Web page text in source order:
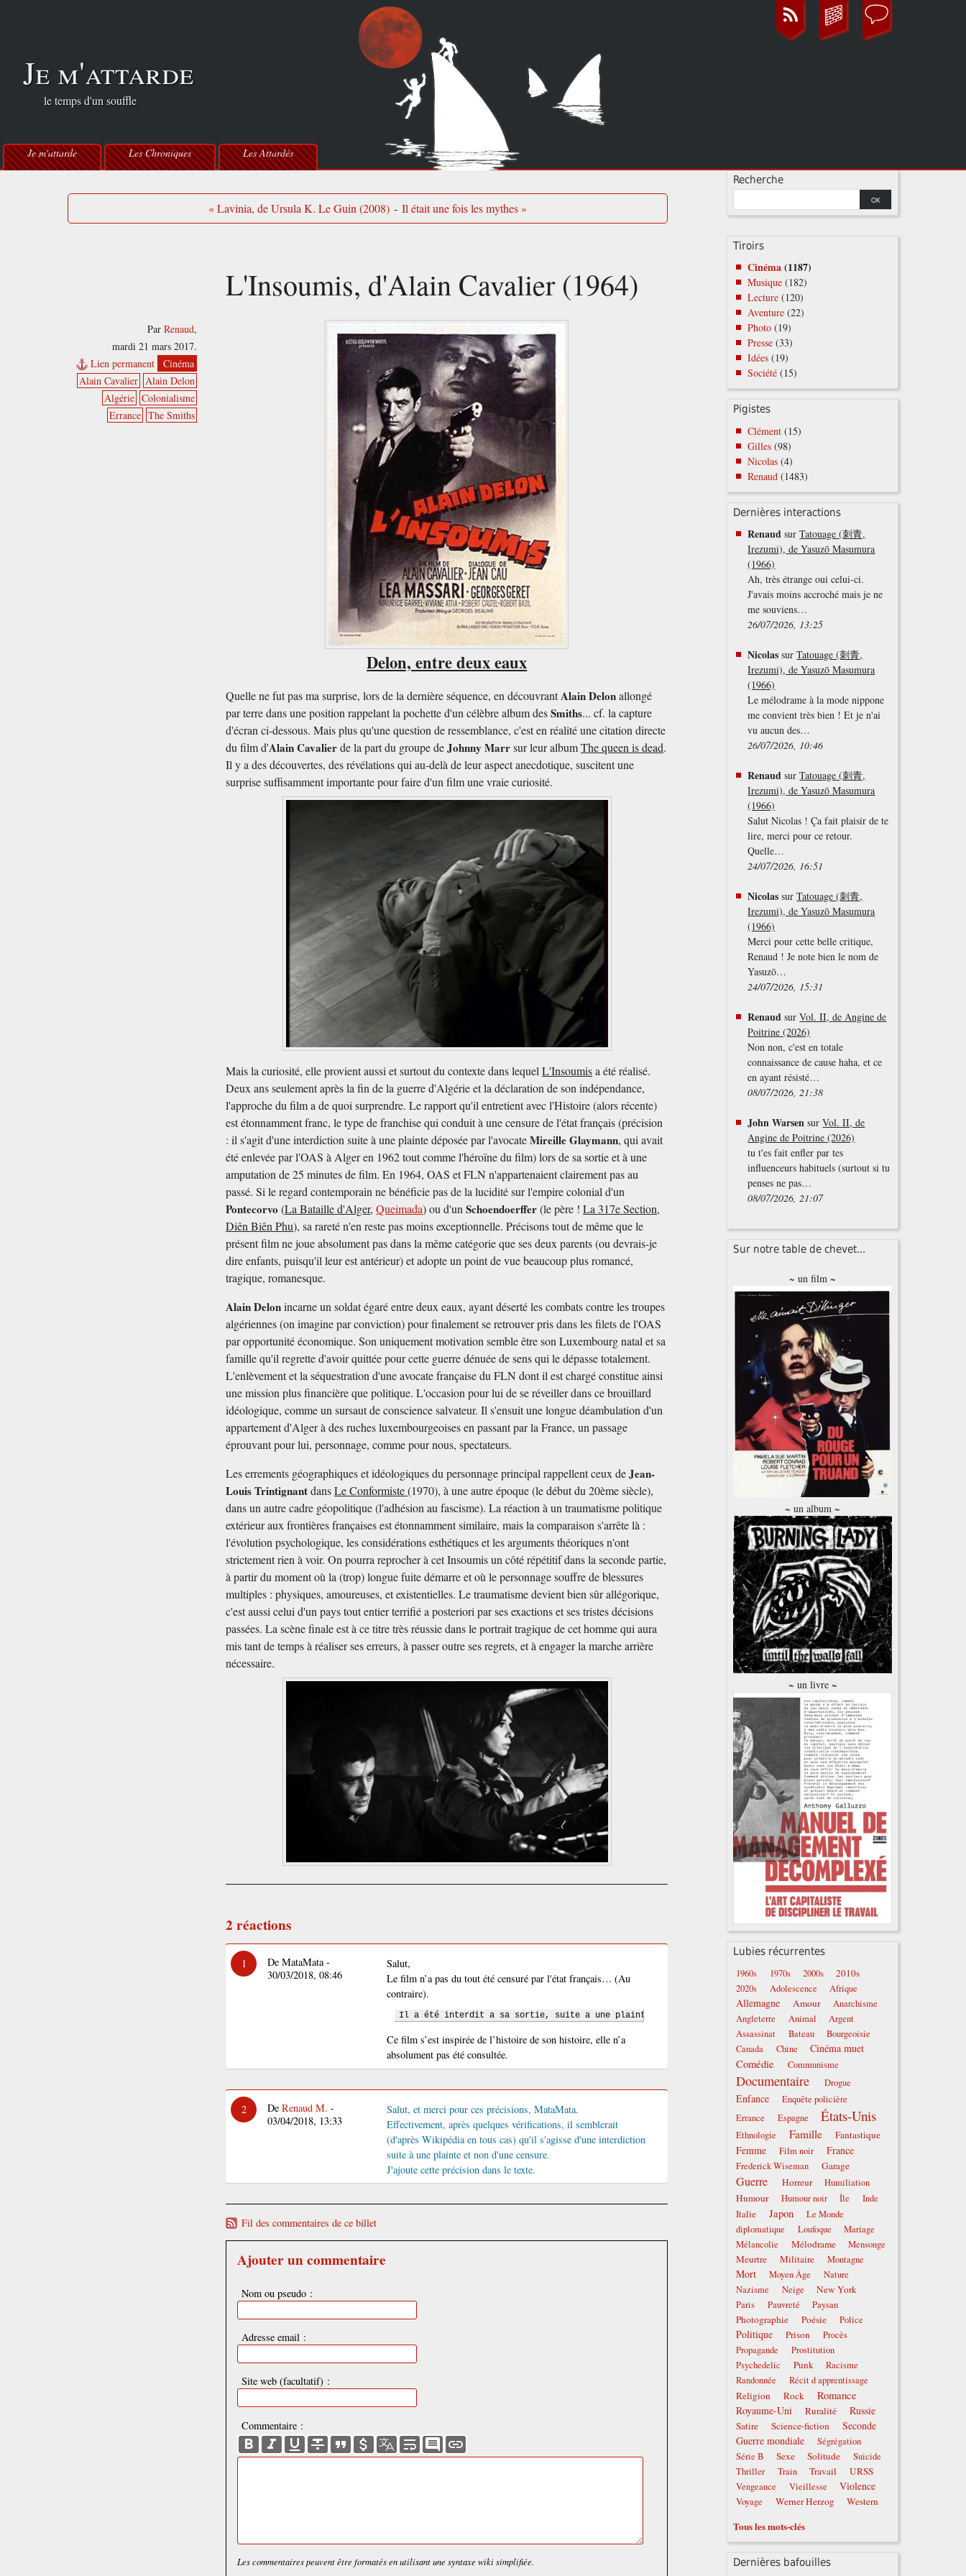
Je m'attarde
le temps d'un souffle
Je m'attarde Les Chroniques Les Attardés
« Lavinia, de Ursula K. Le Guin (2008) - Il était une fois les mythes »
L'Insoumis, d'Alain Cavalier (1964)
ParRenaud,
mardi 21 mars 2017.
Lien permanent
Cinéma
Alain Cavalier Alain Delon
Algérie Colonialisme
Errance The Smiths
Delon, entre deux eaux
Quelle ne fut pas ma surprise, lors de la dernière séquence, en découvrantAlain Delonallongé
par terre dans une position rappelant la pochette d'un célèbre album desSmiths... cf. la capture
d'écran ci-dessous. Mais plus qu'une question de ressemblance, c'est en réalité une citation directe
du film d'Alain Cavalierde la part du groupe deJohnny Marrsur leur albumThe queen is dead.
Il y a des découvertes, des révélations qui au-delà de leur aspect anecdotique, suscitent une
surprise suffisamment importante pour faire d'un film une vraie curiosité.
Mais la curiosité, elle provient aussi et surtout du contexte dans lequelL'Insoumisa été réalisé.
Deux ans seulement après la fin de la guerre d'Algérie et la déclaration de son indépendance,
l'approche du film a de quoi surprendre. Le rapport qu'il entretient avec l'Histoire (alors récente)
est étonnamment franc, le type de franchise qui conduit à une censure de l'état français (précision
: il s'agit d'une interdiction suite à une plainte déposée par l'avocateMireille Glaymann, qui avait
été enlevée par l'OAS à Alger en 1962 tout comme l'héroïne du film) lors de sa sortie et à une
amputation de 25 minutes de film. En 1964, OAS et FLN n'appartenaient clairement pas au
passé. Si le regard contemporain ne bénéficie pas de la lucidité sur l'empire colonial d'un
Pontecorvo(La Bataille d'Alger,Queimada) ou d'unSchoendoerffer(le père !La 317e Section,
Diên Biên Phu), sa rareté n'en reste pas moins exceptionnelle. Précisons tout de même que le
présent film ne joue absolument pas dans la même catégorie que ses deux parents (ou devrais-je
dire enfants, puisqu'il leur est antérieur) et adopte un point de vue beaucoup plus romancé,
tragique, romanesque.
Alain Delonincarne un soldat égaré entre deux eaux, ayant déserté les combats contre les troupes
algériennes (on imagine par conviction) pour finalement se retrouver pris dans les filets de l'OAS
par opportunité économique. Son uniquement motivation semble être son Luxembourg natal et sa
famille qu'il regrette d'avoir quittée pour cette guerre dénuée de sens qui le dépasse totalement.
L'enlèvement et la séquestration d'une avocate française du FLN dont il est chargé constitue ainsi
une mission plus financière que politique. L'occasion pour lui de se réveiller dans ce brouillard
idéologique, comme un sursaut de conscience salvateur. Il s'ensuit une longue déambulation d'un
appartement d'Alger à des ruches luxembourgeoises en passant par la France, un passage
éprouvant pour lui, personnage, comme pour nous, spectateurs.
Les errements géographiques et idéologiques du personnage principal rappellent ceux deJean-
Louis TrintignantdansLe Conformiste(1970), à une autre époque (le début du 20ème siècle),
dans un autre cadre géopolitique (l'adhésion au fascisme). La réaction à un traumatisme politique
extérieur aux frontières françaises est étonnamment similaire, mais la comparaison s'arrête là :
l'évolution psychologique, les considérations esthétiques et les arguments théoriques n'ont
strictement rien à voir. On pourra reprocher à cet Insoumis un côté répétitif dans la seconde partie,
à partir du moment où la (trop) longue fuite démarre et où le personnage souffre de blessures
multiples : physiques, amoureuses, et existentielles. Le traumatisme devient bien sûr allégorique,
c'est aussi celui d'un pays tout entier terrifié a posteriori par ses exactions et ses tristes décisions
passées. La scène finale est à ce titre très réussie dans le portrait tragique de cet homme qui aura
mis tant de temps à réaliser ses erreurs, à passer outre ses regrets, et à engager la marche arrière
nécessaire.
2 réactions
1
De MataMata -
30/03/2018, 08:46
Salut,
Le film n’a pas du tout été censuré par l'état français… (Au
contraire).
Il a été interdit a sa sortie, suite a une plainte de Mireille Glaymann, elle-même avocate du FLN et enlevée par
Ce film s’est inspirée de l’histoire de son histoire, elle n’a
absolument pas été consultée.
2 De Renaud M. -
03/04/2018, 13:33
Salut, et merci pour ces précisions, MataMata.
Effectivement, après quelques vérifications, il semblerait
(d'après Wikipédia en tous cas) qu'il s'agisse d'une interdiction
suite à une plainte et non d'une censure.
J'ajoute cette précision dans le texte.
Fil des commentaires de ce billet
Ajouter un commentaire
Nom ou pseudo :
Adresse email :
Site web (facultatif) :
Commentaire :
Les commentaires peuvent être formatés en utilisant une syntaxe wiki simplifiée.
Recherche
Tiroirs
Cinéma (1187)
Musique (182)
Lecture (120)
Aventure (22)
Photo (19)
Presse (33)
Idées (19)
Société (15)
Pigistes
Clément (15)
Gilles (98)
Nicolas (4)
Renaud (1483)
Dernières interactions
Renaud surTatouage (刺青,
Irezumi), de Yasuzō Masumura
(1966)
Ah, très étrange oui celui-ci.
J'avais moins accroché mais je ne
me souviens…
26/07/2026, 13:25
Nicolas surTatouage (刺青,
Irezumi), de Yasuzō Masumura
(1966)
Le mélodrame à la mode nippone
me convient très bien ! Et je n'ai
vu aucun des…
26/07/2026, 10:46
Renaud surTatouage (刺青,
Irezumi), de Yasuzō Masumura
(1966)
Salut Nicolas ! Ça fait plaisir de te
lire, merci pour ce retour.
Quelle…
24/07/2026, 16:51
Nicolas surTatouage (刺青,
Irezumi), de Yasuzō Masumura
(1966)
Merci pour cette belle critique,
Renaud ! Je note bien le nom de
Yasuzō…
24/07/2026, 15:31
Renaud surVol. II, de Angine de
Poitrine (2026)
Non non, c'est en totale
connaissance de cause haha, et ce
en ayant résisté…
08/07/2026, 21:38
John Warsen surVol. II, de
Angine de Poitrine (2026)
tu t'es fait enfler par tes
influenceurs habituels (surtout si tu
penses ne pas…
08/07/2026, 21:07
Sur notre table de chevet...
~ un film ~
~ un album ~
~ un livre ~
Lubies récurrentes
1960s 1970s 2000s 2010s
2020s Adolescence Afrique
Allemagne Amour
Anarchisme
Angleterre
Animal
Argent
Assassinat
Bateau
Bourgeoisie
Canada
Chine Cinéma muet
Comédie Communisme
Documentaire Drogue
Enfance
Enquête policière
Errance
Espagne États-Unis
Ethnologie Famille Fantastique
Femme Film noir France
Frederick Wiseman Garage
Guerre Horreur Humiliation
Humour Humour noir Île Inde
Italie Japon
Le Monde
diplomatique
Loufoque
Mariage
Mélancolie
Mélodrame Mensonge
Meurtre Militaire Montagne
Mort Moyen Âge
Nature
Nazisme
Neige New York
Paris Pauvreté Paysan
Photographie Poésie Police
Politique Prison
Procès
Propagande
Prostitution
Psychedelic
Punk
Racisme
Randonnée
Récit d apprentissage
Religion Rock Romance
Royaume-Uni Ruralité Russie
Satire Science-fiction
Seconde
Guerre mondiale
Ségrégation
Série B
Sexe Solitude
Suicide
Thriller
Train Travail URSS
Vengeance Vieillesse Violence
Voyage Werner Herzog Western
Tous les mots-clés
Dernières bafouilles